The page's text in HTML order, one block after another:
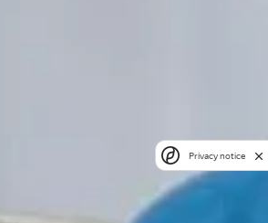
Privacy notice